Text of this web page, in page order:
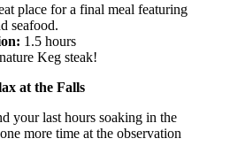
place for a final meal featuring
seafood.
1.5 hours
Keg steak!
at the Falls
your last hours soaking in the
more time at the observation